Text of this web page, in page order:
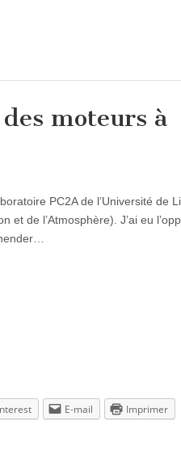
moteurs à
PC2A de l’Université de
de l’Atmosphère). J’ai eu
E-mail Imprimer